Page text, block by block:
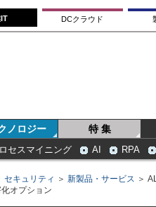
DCクラウド
ノロジー 特 集
セスマイニング AI RPA
セキュリティ ＞ 新製品・サービス ＞
オプション